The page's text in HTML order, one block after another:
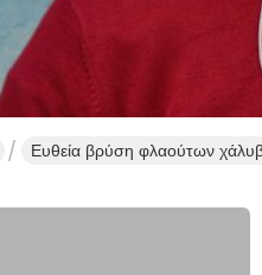
Ευθεία βρύση φλαούτων